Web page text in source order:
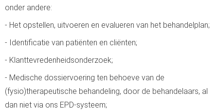
onder andere:
- Het opstellen, uitvoeren en evalueren van het behandelplan;
- Identificatie van patiënten en cliënten;
- Klanttevredenheidsonderzoek;
- Medische dossiervoering ten behoeve van de
(fysio)therapeutische behandeling, door de behandelaars, al
dan niet via ons EPD-systeem;